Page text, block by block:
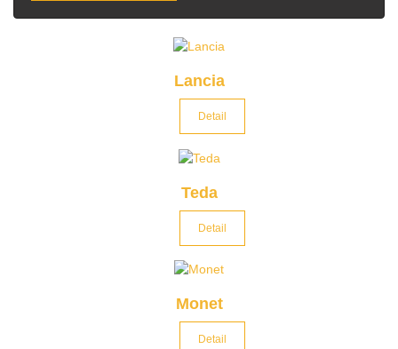
Lancia
Detail
Teda
Detail
Monet
Detail